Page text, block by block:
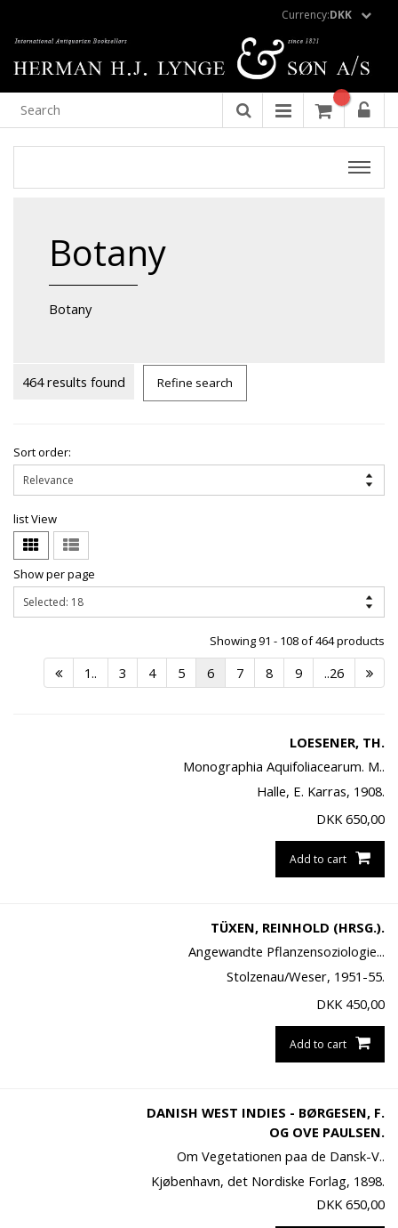
Currency:DKK
Botany
Botany
464 results found Refine search
Sort order:
list View
Show per page
Showing 91 - 108 of 464 products
1.. 3 4 5 6 7 8 9 ..26
LOESENER, TH.
Monographia Aquifoliacearum. M..
Halle, E. Karras, 1908.
DKK 650,00
Add to cart
TÜXEN, REINHOLD (HRSG.).
Angewandte Pflanzensoziologie...
Stolzenau/Weser, 1951-55.
DKK 450,00
Add to cart
DANISH WEST INDIES - BØRGESEN, F.
OG OVE PAULSEN.
Om Vegetationen paa de Dansk-V..
Kjøbenhavn, det Nordiske Forlag, 1898.
DKK 650,00